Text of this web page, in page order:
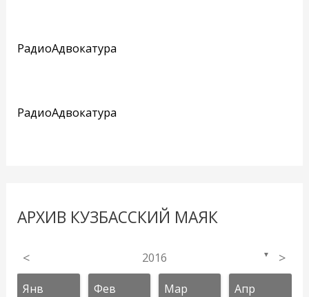
РадиоАдвокатура
РадиоАдвокатура
АРХИВ КУЗБАССКИЙ МАЯК
< 2016 ▼ >
Янв Фев Мар Апр